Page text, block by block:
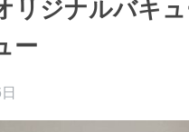
リジナルバキ
ー